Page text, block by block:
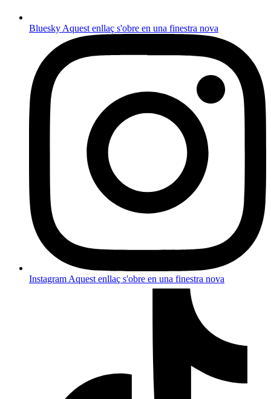
Bluesky Aquest enllaç s'obre en una finestra nova
Instagram Aquest enllaç s'obre en una finestra nova